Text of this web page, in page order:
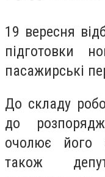
19 вересня
підготовки
пасажирські
До складу
до
очолює його
також